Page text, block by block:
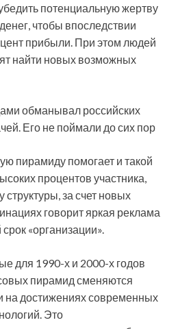
потенциальную жертву
чтобы впоследствии
прибыли. При этом людей
найти новых возможных
обманывал российских
Его не поймали до сих пор
пирамиду помогает и такой
процентов участника,
за счет новых
говорит яркая реклама
«организации».
для 1990-х и 2000-х годов
пирамид сменяются
достижениях современных
Это